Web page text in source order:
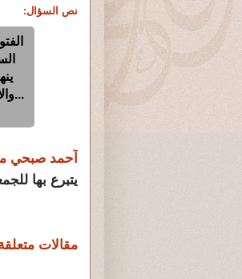
نص السؤال:
آحمد صبحي
يتبرع بها
مقالات